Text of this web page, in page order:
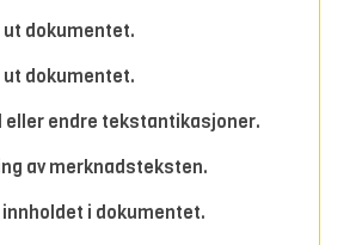
dokumentet.
dokumentet.
eller endre tekstantikasjoner.
av merknadsteksten.
i dokumentet.